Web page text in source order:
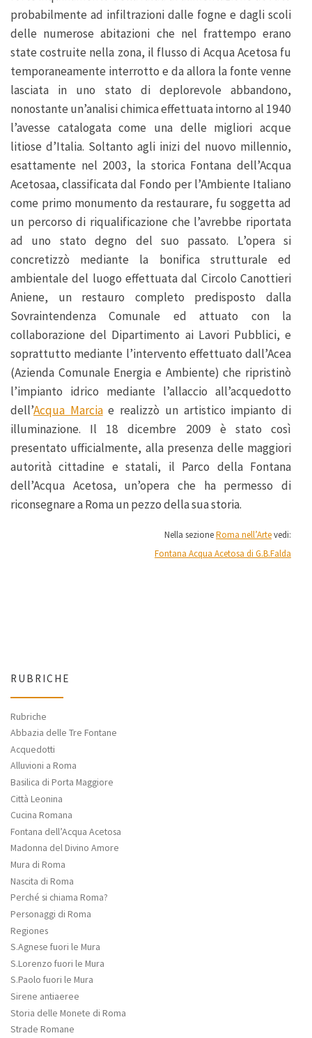
probabilmente ad infiltrazioni dalle fogne e dagli scoli
delle numerose abitazioni che nel frattempo erano
state costruite nella zona, il flusso di Acqua Acetosa fu
temporaneamente interrotto e da allora la fonte venne
lasciata in uno stato di deplorevole abbandono,
nonostante un’analisi chimica effettuata intorno al 1940
l’avesse catalogata come una delle migliori acque
litiose d’Italia. Soltanto agli inizi del nuovo millennio,
esattamente nel 2003, la storica Fontana dell’Acqua
Acetosaa, classificata dal Fondo per l’Ambiente Italiano
come primo monumento da restaurare, fu soggetta ad
un percorso di riqualificazione che l’avrebbe riportata
ad uno stato degno del suo passato. L’opera si
concretizzò mediante la bonifica strutturale ed
ambientale del luogo effettuata dal Circolo Canottieri
Aniene, un restauro completo predisposto dalla
Sovraintendenza Comunale ed attuato con la
collaborazione del Dipartimento ai Lavori Pubblici, e
soprattutto mediante l’intervento effettuato dall’Acea
(Azienda Comunale Energia e Ambiente) che ripristinò
l’impianto idrico mediante l’allaccio all’acquedotto
dell’Acqua Marciae realizzò un artistico impianto di
illuminazione. Il 18 dicembre 2009 è stato così
presentato ufficialmente, alla presenza delle maggiori
autorità cittadine e statali, il Parco della Fontana
dell’Acqua Acetosa, un’opera che ha permesso di
riconsegnare a Roma un pezzo della sua storia.
Nella sezioneRoma nell’Artevedi:
Fontana Acqua Acetosa di G.B.Falda
RUBRICHE
Rubriche
Abbazia delle Tre Fontane
Acquedotti
Alluvioni a Roma
Basilica di Porta Maggiore
Città Leonina
Cucina Romana
Fontana dell’Acqua Acetosa
Madonna del Divino Amore
Mura di Roma
Nascita di Roma
Perché si chiama Roma?
Personaggi di Roma
Regiones
S.Agnese fuori le Mura
S.Lorenzo fuori le Mura
S.Paolo fuori le Mura
Sirene antiaeree
Storia delle Monete di Roma
Strade Romane